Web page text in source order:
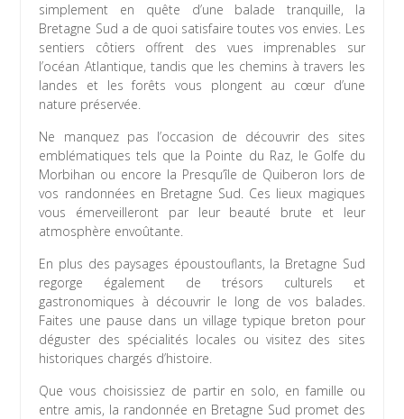
simplement en quête d’une balade tranquille, la
Bretagne Sud a de quoi satisfaire toutes vos envies. Les
sentiers côtiers offrent des vues imprenables sur
l’océan Atlantique, tandis que les chemins à travers les
landes et les forêts vous plongent au cœur d’une
nature préservée.
Ne manquez pas l’occasion de découvrir des sites
emblématiques tels que la Pointe du Raz, le Golfe du
Morbihan ou encore la Presqu’île de Quiberon lors de
vos randonnées en Bretagne Sud. Ces lieux magiques
vous émerveilleront par leur beauté brute et leur
atmosphère envoûtante.
En plus des paysages époustouflants, la Bretagne Sud
regorge également de trésors culturels et
gastronomiques à découvrir le long de vos balades.
Faites une pause dans un village typique breton pour
déguster des spécialités locales ou visitez des sites
historiques chargés d’histoire.
Que vous choisissiez de partir en solo, en famille ou
entre amis, la randonnée en Bretagne Sud promet des